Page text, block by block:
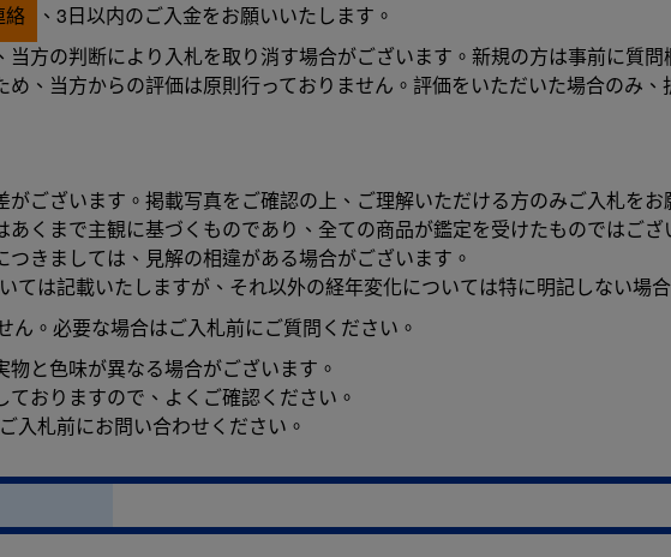
絡
、3日以内のご入金をお願いいたします。
方の判断により入札を取り消す場合がございます。新規の方は事前に質問
、当方からの評価は原則行っておりません。評価をいただいた場合のみ、
ございます。掲載写真をご確認の上、ご理解いただける方のみご入札をお
くまで主観に基づくものであり、全ての商品が鑑定を受けたものではござ
きましては、見解の相違がある場合がございます。
ては記載いたしますが、それ以外の経年変化については特に明記しない場
ん。必要な場合はご入札前にご質問ください。
と色味が異なる場合がございます。
おりますので、よくご確認ください。
入札前にお問い合わせください。